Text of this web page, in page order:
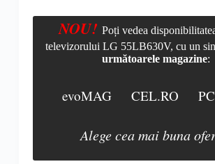
NOU! Poți vedea
televizorului LG 55LB630V, cu un
următoarele magazine:
evoMAG CEL.RO
Alege cea mai buna